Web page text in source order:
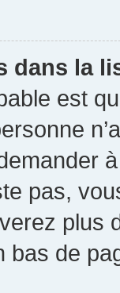
dans la
est
pas,
plus
bas de